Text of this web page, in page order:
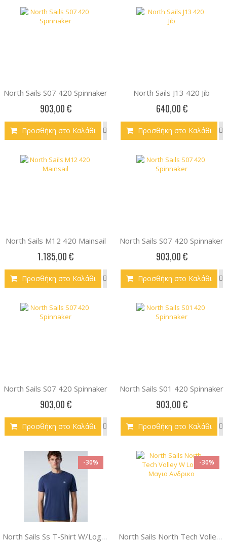
North Sails S07 420 Spinnaker
903,00 €
Προσθήκη στο Καλάθι
North Sails J13 420 Jib
640,00 €
Προσθήκη στο Καλάθι
North Sails M12 420 Mainsail
1.185,00 €
Προσθήκη στο Καλάθι
North Sails S07 420 Spinnaker
903,00 €
Προσθήκη στο Καλάθι
North Sails S07 420 Spinnaker
903,00 €
Προσθήκη στο Καλάθι
North Sails S01 420 Spinnaker
903,00 €
Προσθήκη στο Καλάθι
North Sails Ss T-Shirt W/Logo Μπλουζα Ανδρικο
-30%
North Sails North Tech Volley W Logo Μαγιο Ανδρικο
-30%